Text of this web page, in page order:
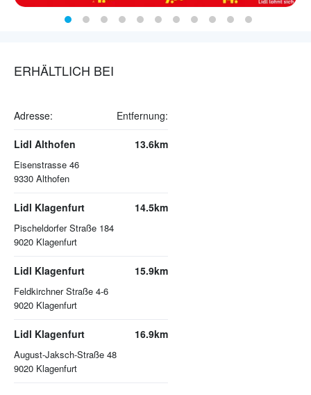
ERHÄLTLICH BEI
Adresse: Entfernung:
Lidl Althofen
Eisenstrasse 46
9330 Althofen
13.6km
Lidl Klagenfurt
Pischeldorfer Straße 184
9020 Klagenfurt
14.5km
Lidl Klagenfurt
Feldkirchner Straße 4-6
9020 Klagenfurt
15.9km
Lidl Klagenfurt
August-Jaksch-Straße 48
9020 Klagenfurt
16.9km